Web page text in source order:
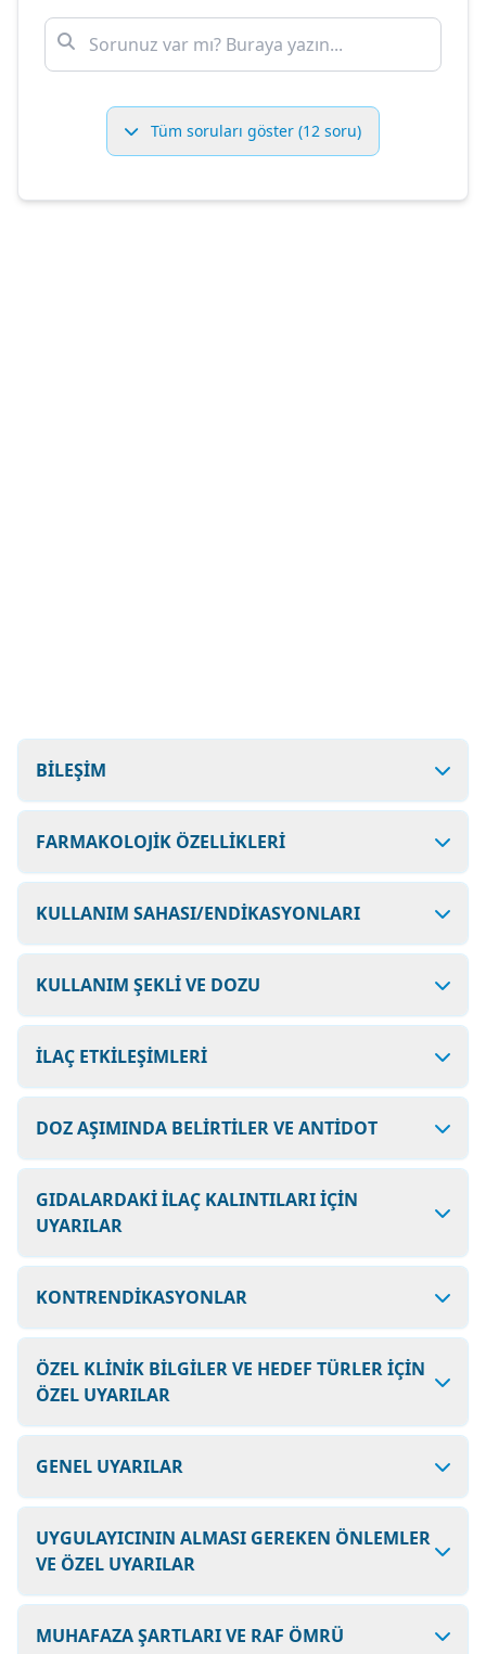
Tüm soruları göster (12 soru)
BİLEŞİM
FARMAKOLOJİK ÖZELLİKLERİ
KULLANIM SAHASI/ENDİKASYONLARI
KULLANIM ŞEKLİ VE DOZU
İLAÇ ETKİLEŞİMLERİ
DOZ AŞIMINDA BELİRTİLER VE ANTİDOT
GIDALARDAKİ İLAÇ KALINTILARI İÇİN
UYARILAR
KONTRENDİKASYONLAR
ÖZEL KLİNİK BİLGİLER VE HEDEF TÜRLER İÇİN
ÖZEL UYARILAR
GENEL UYARILAR
UYGULAYICININ ALMASI GEREKEN ÖNLEMLER
VE ÖZEL UYARILAR
MUHAFAZA ŞARTLARI VE RAF ÖMRÜ